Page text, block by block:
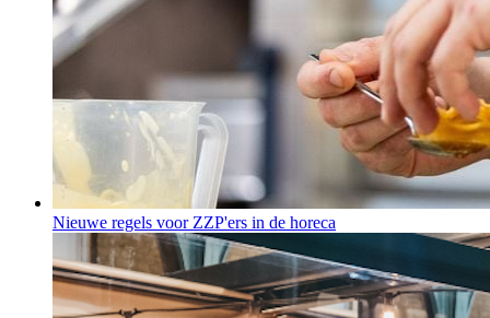
Nieuwe regels voor ZZP'ers in de horeca